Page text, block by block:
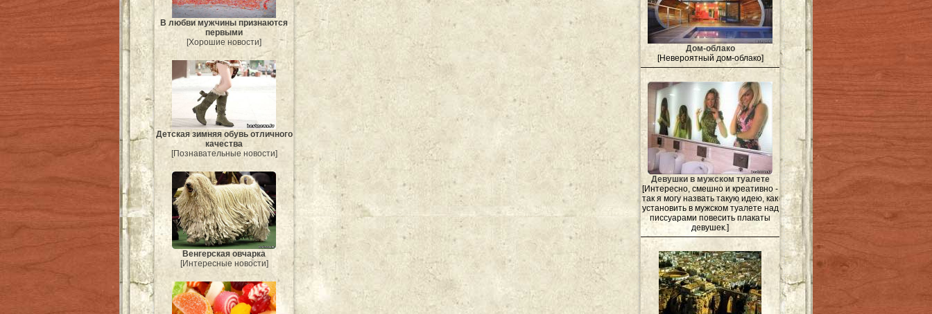
В любви мужчины признаются
первыми
[Хорошие новости]
Детская зимняя обувь отличного
качества
[Познавательные новости]
Венгерская овчарка
[Интересные новости]
Дом-облако
[Невероятный дом-облако]
Девушки в мужском туалете
[Интересно, смешно и креативно -
так я могу назвать такую идею, как
установить в мужском туалете над
писсуарами повесить плакаты
девушек.]